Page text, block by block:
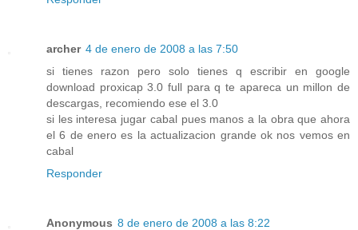
archer 4 de enero de 2008 a las 7:50
si tienes razon pero solo tienes q escribir en google
download proxicap 3.0 full para q te apareca un millon de
descargas, recomiendo ese el 3.0
si les interesa jugar cabal pues manos a la obra que ahora
el 6 de enero es la actualizacion grande ok nos vemos en
cabal
Responder
Anonymous 8 de enero de 2008 a las 8:22